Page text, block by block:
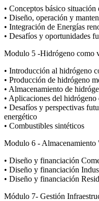
• Conceptos básico
• Diseño, operación y
• Integración de Energías
• Desafíos y oportunidades
Modulo 5 -Hidrógeno como
• Introducción al hidrógeno
• Producción de hidrógeno
• Almacenamiento de
• Aplicaciones del
• Desafíos y perspectivas
energético
• Combustibles sintéticos
Modulo 6 - Almacenamiento
• Diseño y financiación
• Diseño y financiación
• Diseño y financiación
Módulo 7- Gestión